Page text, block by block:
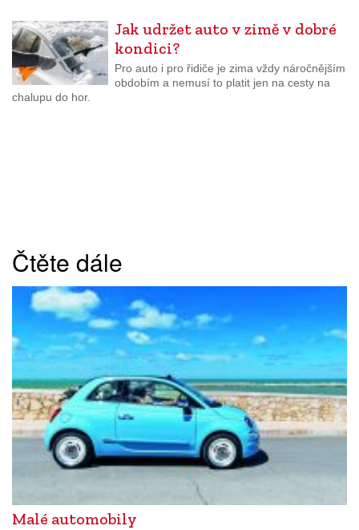
Jak udržet auto v zimě v dobré
kondici?
Pro auto i pro řidiče je zima vždy náročnějším
obdobím a nemusí to platit jen na cesty na
chalupu do hor.
Čtěte dále
Malé automobily